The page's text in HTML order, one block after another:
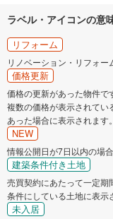
ラベル・アイコンの意
リフォーム
リノベーション・リフォー
価格更新
価格の更新があった物件で
複数の価格が表示されてい
あった場合に表示されます。
NEW
情報公開日が7日以内の場
建築条件付き土地
売買契約にあたって一定期
条件にしている土地に表示
未入居